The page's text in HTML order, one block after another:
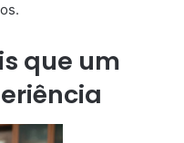
que um